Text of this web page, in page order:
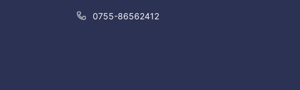
0755-86562412